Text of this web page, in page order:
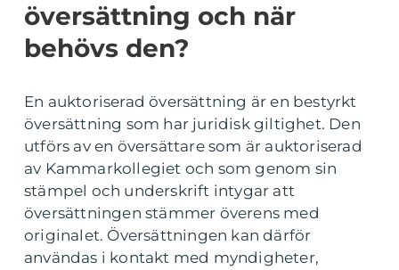
översättning och när
behövs den?
En auktoriserad översättning är en bestyrkt
översättning som har juridisk giltighet. Den
utförs av en översättare som är auktoriserad
av Kammarkollegiet och som genom sin
stämpel och underskrift intygar att
översättningen stämmer överens med
originalet. Översättningen kan därför
användas i kontakt med myndigheter,